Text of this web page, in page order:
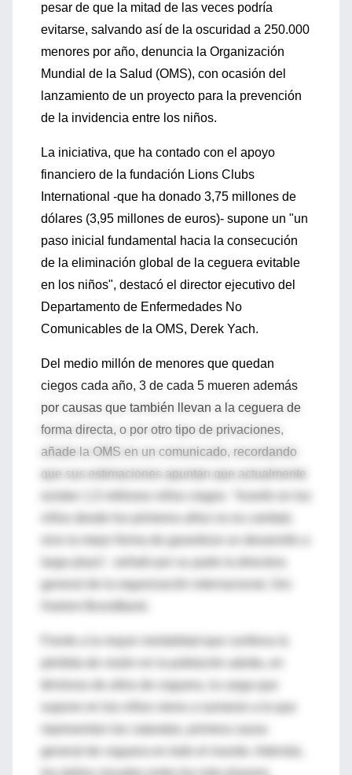
pesar de que la mitad de las veces podría
evitarse, salvando así de la oscuridad a 250.000
menores por año, denuncia la Organización
Mundial de la Salud (OMS), con ocasión del
lanzamiento de un proyecto para la prevención
de la invidencia entre los niños.
La iniciativa, que ha contado con el apoyo
financiero de la fundación Lions Clubs
International -que ha donado 3,75 millones de
dólares (3,95 millones de euros)- supone un "un
paso inicial fundamental hacia la consecución
de la eliminación global de la ceguera evitable
en los niños", destacó el director ejecutivo del
Departamento de Enfermedades No
Comunicables de la OMS, Derek Yach.
Del medio millón de menores que quedan
ciegos cada año, 3 de cada 5 mueren además
por causas que también llevan a la ceguera de
forma directa, o por otro tipo de privaciones,
añade la OMS en un comunicado, recordando
que sus estimaciones apuntan que actualmente
existen 1,5 millones niños ciegos. "Invertir en los
sino la mejor forma de garantizar un desarrollo a
largo plazo", señaló por su parte la directora
general de la organización internacional, Gro
Frente a la mayor mortalidad que conlleva la
términos de años de ceguera, la carga que
supone en los niños viene a sumarse a la que
general de ceguera en todo el mundo. Además,